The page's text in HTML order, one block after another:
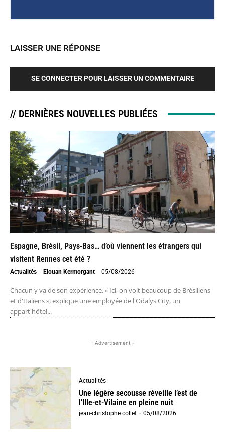
LAISSER UNE RÉPONSE
SE CONNECTER POUR LAISSER UN COMMENTAIRE
// DERNIÈRES NOUVELLES PUBLIÉES
Espagne, Brésil, Pays-Bas… d’où viennent les étrangers qui
visitent Rennes cet été ?
Actualités Elouan Kermorgant - 05/08/2026
Chacun y va de son expérience. « Ici, on voit beaucoup de Brésiliens
et d'Italiens », explique une employée de l'Odalys City, un
appart'hôtel...
- Advertisement -
Actualités
Une légère secousse réveille l’est de
l’Ille-et-Vilaine en pleine nuit
jean-christophe collet - 05/08/2026